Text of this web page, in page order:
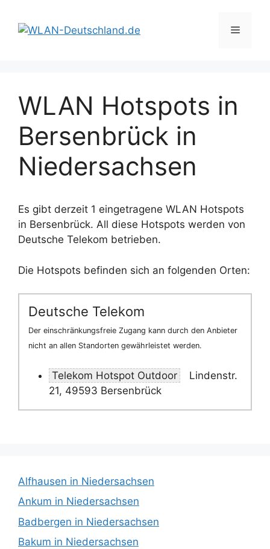
Inhalt
springen
Menü
WLAN Hotspots in
Bersenbrück in
Niedersachsen
Es gibt derzeit 1 eingetragene WLAN Hotspots
in Bersenbrück. All diese Hotspots werden von
Deutsche Telekom betrieben.
Die Hotspots befinden sich an folgenden Orten:
Deutsche Telekom
Der einschränkungsfreie Zugang kann durch den Anbieter
nicht an allen Standorten gewährleistet werden.
Telekom Hotspot Outdoor
Lindenstr.
21, 49593 Bersenbrück
Alfhausen in Niedersachsen
Ankum in Niedersachsen
Badbergen in Niedersachsen
Bakum in Niedersachsen